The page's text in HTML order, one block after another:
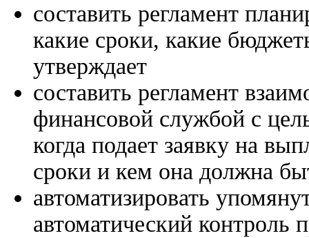
составить регламент
какие сроки, какие
утверждает
составить регламент
финансовой службой с
когда подает заявку на
сроки и кем она должна
автоматизировать
автоматический